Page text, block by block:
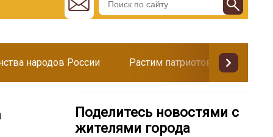
народов России Растим патриотов
Поделитесь новостями с
жителями города